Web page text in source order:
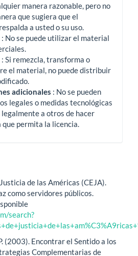
manera razonable, pero no
que sugiera que el
a usted o su uso.
: No se puede utilizar el material
: Si remezcla, transforma o
el material, no puede distribuir
adicionales : No se pueden
legales o medidas tecnológicas
a otros de hacer
permita la licencia.
de las Américas (CEJA).
como servidores públicos.
search?
(2003). Encontrar el Sentido a los
Complementarias de